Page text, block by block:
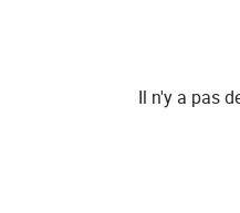
Il n'y a pas